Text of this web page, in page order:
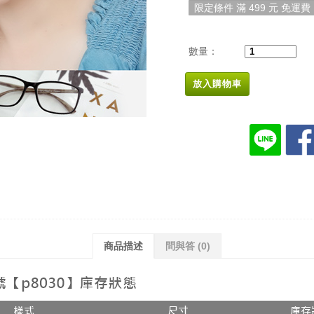
限定條件 滿 499 元 免運費
數量：
放入購物車
商品描述 問與答 (0)